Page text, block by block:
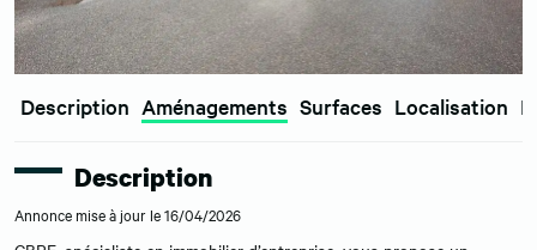
Description Aménagements Surfaces Localisation
Description
Annonce mise à jour le 16/04/2026